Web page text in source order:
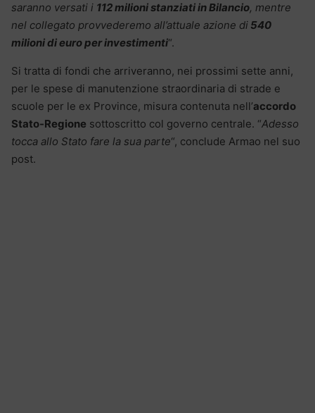
saranno versati i 112 milioni stanziati in Bilancio, mentre
nel collegato provvederemo all’attuale azione di 540
milioni di euro per investimenti“.
Si tratta di fondi che arriveranno, nei prossimi sette anni,
per le spese di manutenzione straordinaria di strade e
scuole per le ex Province, misura contenuta nell’accordo
Stato-Regione sottoscritto col governo centrale. “Adesso
tocca allo Stato fare la sua parte“, conclude Armao nel suo
post.